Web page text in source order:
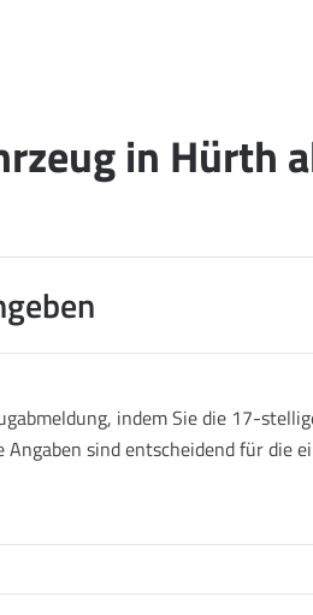
in Hürth
indem Sie die 17-
Angaben sind entscheidend für